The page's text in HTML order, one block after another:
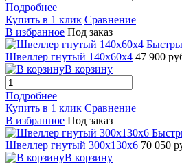
Подробнее
Купить в 1 клик Сравнение
В избранное Под заказ
Швеллер гнутый 140х60х4 47 900
В корзину
Подробнее
Купить в 1 клик Сравнение
В избранное Под заказ
Швеллер гнутый 300х130х6 70 050
В корзину